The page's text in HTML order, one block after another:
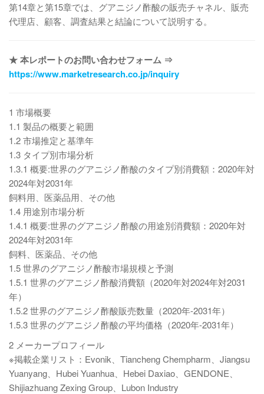
第14章と第15章では、グアニジノ酢酸の販売チャネル、販売
代理店、顧客、調査結果と結論について説明する。
★ 本レポートのお問い合わせフォーム ⇒
https://www.marketresearch.co.jp/inquiry
1 市場概要
1.1 製品の概要と範囲
1.2 市場推定と基準年
1.3 タイプ別市場分析
1.3.1 概要:世界のグアニジノ酢酸のタイプ別消費額：2020年対
2024年対2031年
飼料用、医薬品用、その他
1.4 用途別市場分析
1.4.1 概要:世界のグアニジノ酢酸の用途別消費額：2020年対
2024年対2031年
飼料、医薬品、その他
1.5 世界のグアニジノ酢酸市場規模と予測
1.5.1 世界のグアニジノ酢酸消費額（2020年対2024年対2031
年）
1.5.2 世界のグアニジノ酢酸販売数量（2020年-2031年）
1.5.3 世界のグアニジノ酢酸の平均価格（2020年-2031年）
2 メーカープロフィール
※掲載企業リスト：Evonik、Tiancheng Chempharm、Jiangsu
Yuanyang、Hubei Yuanhua、Hebei Daxiao、GENDONE、
Shijiazhuang Zexing Group、Lubon Industry